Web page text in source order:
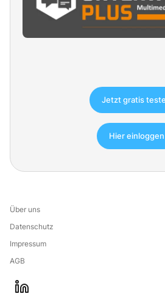
Jetzt gratis
Hier einloggen
Über uns
Datenschutz
Impressum
AGB